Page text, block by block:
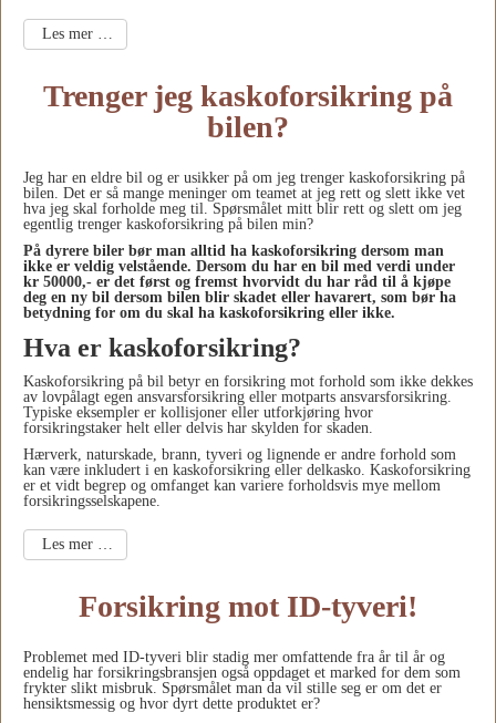
Les mer …
Trenger jeg kaskoforsikring på
bilen?
Jeg har en eldre bil og er usikker på om jeg trenger kaskoforsikring på
bilen. Det er så mange meninger om teamet at jeg rett og slett ikke vet
hva jeg skal forholde meg til. Spørsmålet mitt blir rett og slett om jeg
egentlig trenger kaskoforsikring på bilen min?
På dyrere biler bør man alltid ha kaskoforsikring dersom man
ikke er veldig velstående. Dersom du har en bil med verdi under
kr 50000,- er det først og fremst hvorvidt du har råd til å kjøpe
deg en ny bil dersom bilen blir skadet eller havarert, som bør ha
betydning for om du skal ha kaskoforsikring eller ikke.
Hva er kaskoforsikring?
Kaskoforsikring på bil betyr en forsikring mot forhold som ikke dekkes
av lovpålagt egen ansvarsforsikring eller motparts ansvarsforsikring.
Typiske eksempler er kollisjoner eller utforkjøring hvor
forsikringstaker helt eller delvis har skylden for skaden.
Hærverk, naturskade, brann, tyveri og lignende er andre forhold som
kan være inkludert i en kaskoforsikring eller delkasko. Kaskoforsikring
er et vidt begrep og omfanget kan variere forholdsvis mye mellom
forsikringsselskapene.
Les mer …
Forsikring mot ID-tyveri!
Problemet med ID-tyveri blir stadig mer omfattende fra år til år og
endelig har forsikringsbransjen også oppdaget et marked for dem som
frykter slikt misbruk. Spørsmålet man da vil stille seg er om det er
hensiktsmessig og hvor dyrt dette produktet er?